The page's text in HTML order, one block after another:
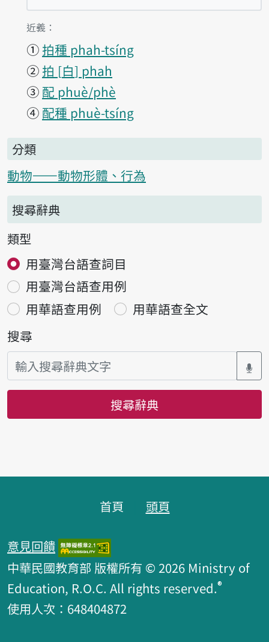
第1項釋義的
近義：
① 拍種 phah-tsíng
② 拍 白 phah
③ 配 phuè/phè
④ 配種 phuè-tsíng
分類
動物——動物形體、行為
搜尋辭典
類型
用臺灣台語查詞目
用臺灣台語查用例
用華語查用例
用華語查全文
搜尋
搜尋辭典
首頁 頭頁
意見回饋
中華民國教育部 版權所有 © 2026 Ministry of
Education, R.O.C. All rights reserved.®
使用人次：648404872